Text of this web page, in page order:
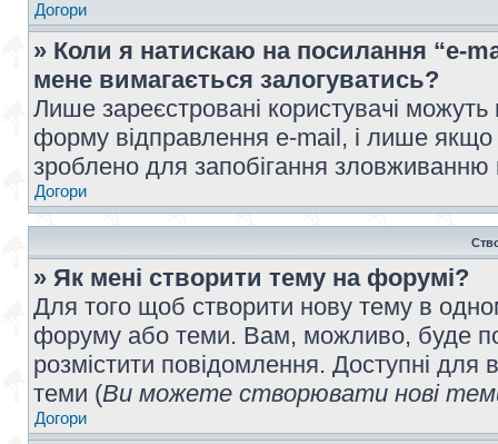
Догори
» Коли я натискаю на посилання “e-
мене вимагається залогуватись?
Лише зареєстровані користувачі
форму відправлення e-mail, і лише
зроблено для запобігання
Догори
» Як мені створити тему на форумі?
Для того щоб створити нову тему в
форуму або теми. Вам, можливо, буде
розмістити повідомлення. Доступні для
теми (Ви можете створювати нові
Догори